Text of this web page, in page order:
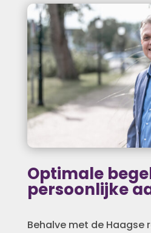
Optimale
persoonlijke
Behalve met de Haagse